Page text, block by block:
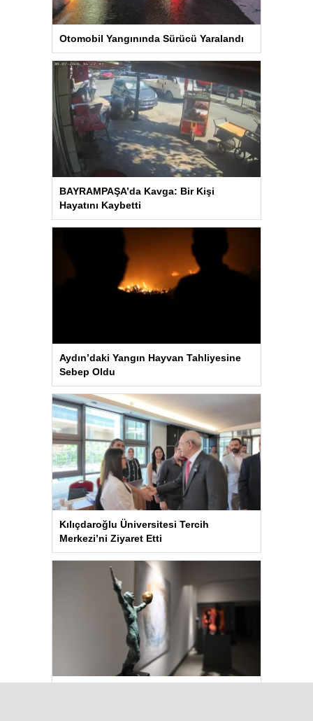
Otomobil Yangınında Sürücü Yaralandı
BAYRAMPAŞA’da Kavga: Bir Kişi
Hayatını Kaybetti
Aydın’daki Yangın Hayvan Tahliyesine
Sebep Oldu
Kılıçdaroğlu Üniversitesi Tercih
Merkezi’ni Ziyaret Etti